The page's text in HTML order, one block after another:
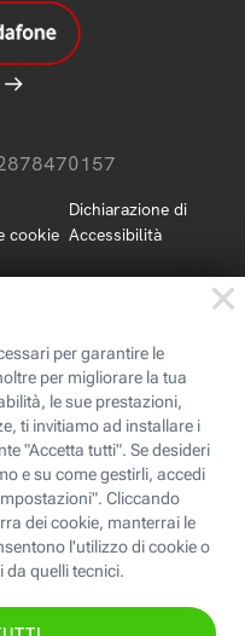
cookie
Dichiarazione di
Accessibilità